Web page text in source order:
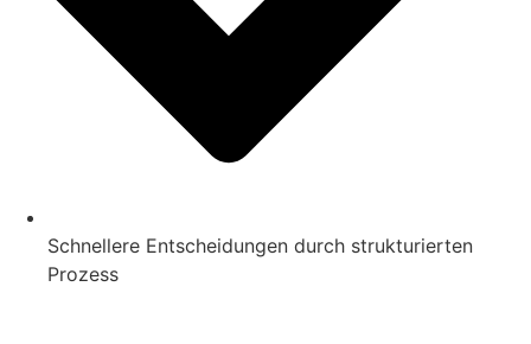
Schnellere Entscheidungen durch strukturierten
Prozess